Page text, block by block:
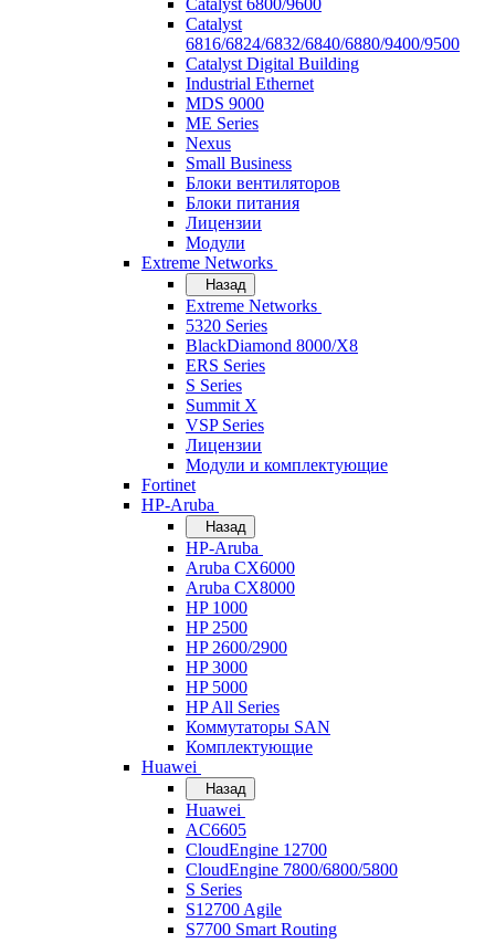
Catalyst 6800/9600
Catalyst
6816/6824/6832/6840/6880/9400/9500
Catalyst Digital Building
Industrial Ethernet
MDS 9000
ME Series
Nexus
Small Business
Блоки вентиляторов
Блоки питания
Лицензии
Модули
Extreme Networks
Назад
Extreme Networks
5320 Series
BlackDiamond 8000/X8
ERS Series
S Series
Summit X
VSP Series
Лицензии
Модули и комплектующие
Fortinet
HP-Aruba
Назад
HP-Aruba
Aruba CX6000
Aruba CX8000
HP 1000
HP 2500
HP 2600/2900
HP 3000
HP 5000
HP All Series
Коммутаторы SAN
Комплектующие
Huawei
Назад
Huawei
AC6605
CloudEngine 12700
CloudEngine 7800/6800/5800
S Series
S12700 Agile
S7700 Smart Routing